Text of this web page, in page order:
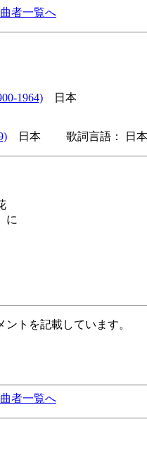
者一覧へ
1964) 日本
日本 歌詞言語： 日
に
トを記載しています。
者一覧へ